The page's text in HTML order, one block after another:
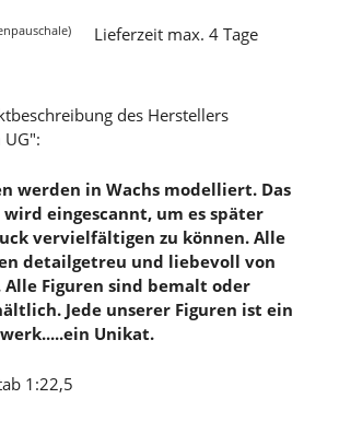
Lieferzeit max. 4 Tage
des Herstellers
UG":
werden in Wachs modelliert. Das
eingescannt, um es später
vervielfältigen zu können. Alle
detailgetreu und liebevoll von
Alle Figuren sind bemalt oder
Jede unserer Figuren ist ein
Unikat.
1:22,5